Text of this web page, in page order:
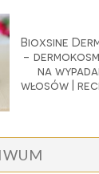
Bioxsine
-
na
włosów |